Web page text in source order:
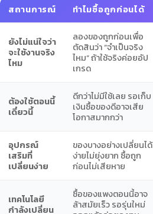
สถานการณ์ ทำไมซื้อถูกก่อนได้
ยังไม่แน่ใจว่า
จะใช้งานจริง
ไหม
ลองของถูกก่อนเพื่อ
ตัดสินว่า “จำเป็นจริง
ไหม” ถ้าใช้จริงค่อยอัป
เกรด
ต้องใช้ตอนนี้
เดี๋ยวนี้
ดีกว่าไม่มีใช้เลย รอเก็บ
เงินซื้อของดีอาจเสีย
โอกาสมากกว่า
อุปกรณ์
เสริมที่
เปลี่ยนง่าย
ของบางอย่างเปลี่ยนได้
ง่ายไม่ยุ่งยาก ซื้อถูก
ก่อนไม่เสียหาย
เทคโนโลยี
กำลังเปลี่ยน
ซื้อของแพงตอนนี้อาจ
ล้าสมัยเร็ว รอรุ่นใหม่